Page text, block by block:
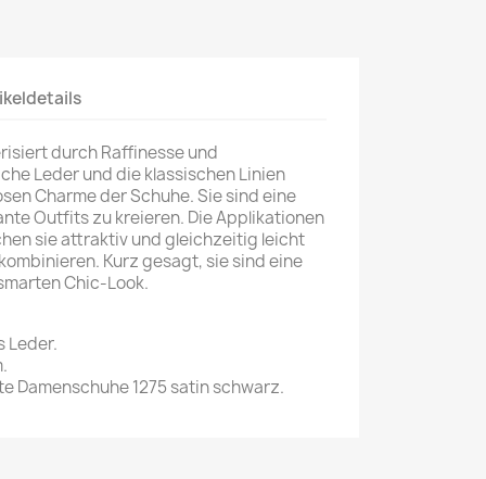
durch Raffinesse und
Leder und die klassischen Linien
Charme der Schuhe. Sie sind eine
Outfits zu kreieren. Die Applikationen
sie attraktiv und gleichzeitig leicht
Kurz gesagt, sie sind eine
Chic-Look.
Leder.
Damenschuhe 1275 satin schwarz.